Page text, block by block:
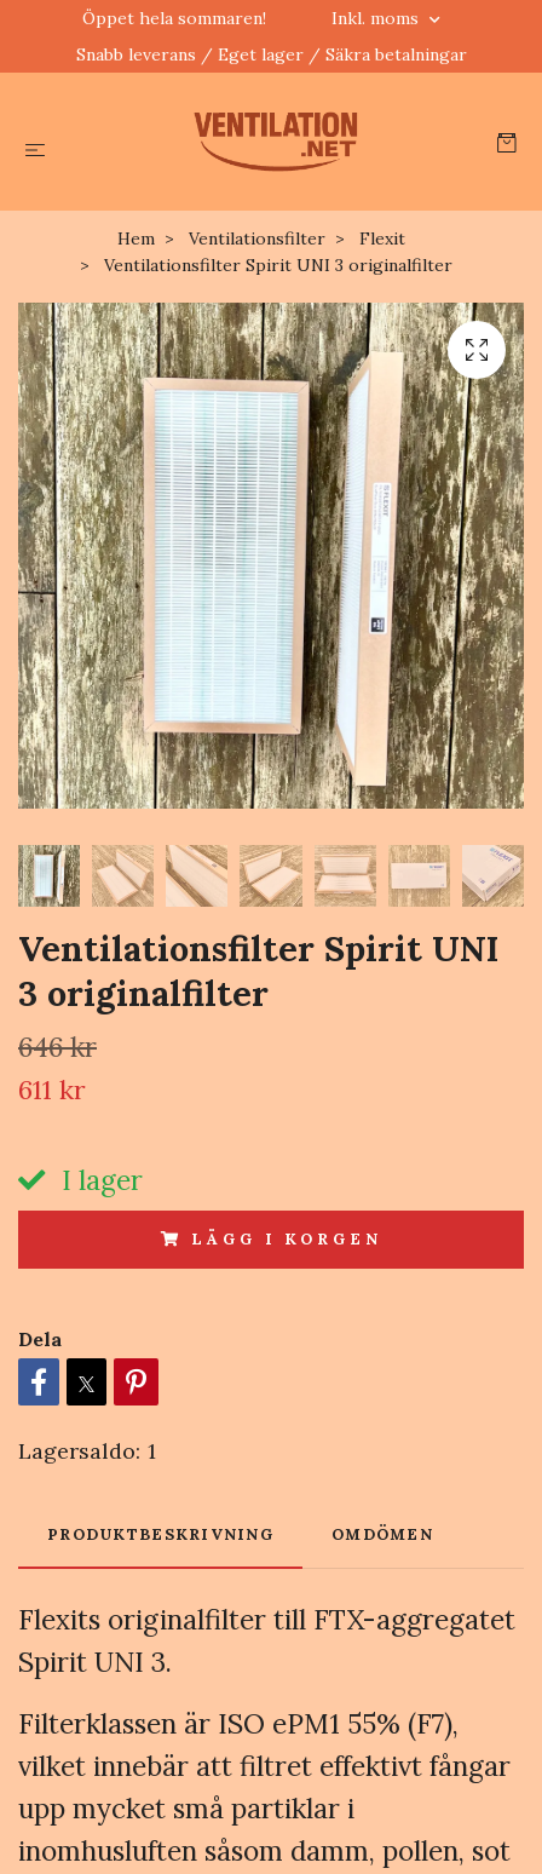
Öppet hela sommaren!
Inkl. moms
Snabb leverans / Eget lager / Säkra betalningar
Hem Ventilationsfilter
Flexit
Ventilationsfilter Spirit UNI 3 originalfilter
Ventilationsfilter Spirit UNI
3 originalfilter
646 kr
611 kr
I lager
LÄGG I KORGEN
Dela
Lagersaldo: 1
PRODUKTBESKRIVNING OMDÖMEN
Flexits originalfilter till FTX-aggregatet
Spirit UNI 3.
Filterklassen är ISO ePM1 55% (F7),
vilket innebär att filtret effektivt fångar
upp mycket små partiklar i
inomhusluften såsom damm, pollen, sot